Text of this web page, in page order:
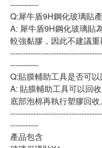
-----------
Q:犀牛盾9H鋼化玻璃貼
A: 犀牛盾9H鋼化玻璃貼
較強黏膠，因此不建議重
-----------
Q:貼膜輔助工具是否可以
A: 貼膜輔助工具可以回
底部泡棉再執行塑膠回收。
-----------
產品包含